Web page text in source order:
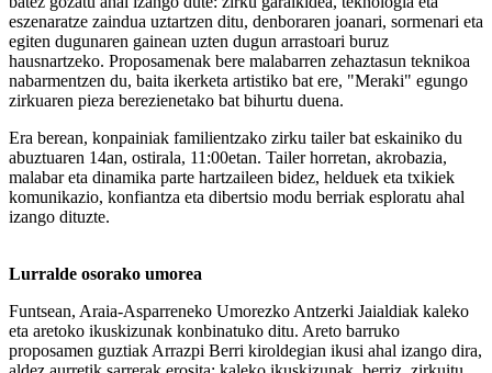
eszenaratze zaindua uztartzen ditu, denboraren joanari, sormenari eta
egiten dugunaren gainean uzten dugun arrastoari buruz
hausnartzeko. Proposamenak bere malabarren zehaztasun teknikoa
nabarmentzen du, baita ikerketa artistiko bat ere, "Meraki" egungo
zirkuaren pieza berezienetako bat bihurtu duena.
Era berean, konpainiak familientzako zirku tailer bat eskainiko du
abuztuaren 14an, ostirala, 11:00etan. Tailer horretan, akrobazia,
malabar eta dinamika parte hartzaileen bidez, helduek eta txikiek
komunikazio, konfiantza eta dibertsio modu berriak esploratu ahal
izango dituzte.
Lurralde osorako umorea
Funtsean, Araia-Asparreneko Umorezko Antzerki Jaialdiak kaleko
eta aretoko ikuskizunak konbinatuko ditu. Areto barruko
proposamen guztiak Arrazpi Berri kiroldegian ikusi ahal izango dira,